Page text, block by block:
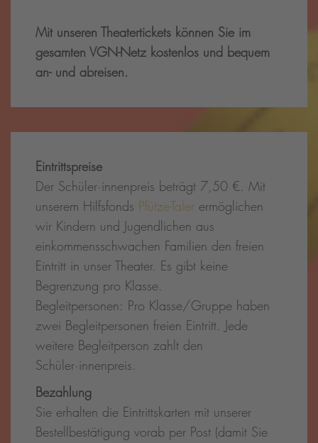
Mit unseren Theatertickets können Sie im
gesamten VGN-Netz kostenlos und bequem
an- und abreisen.
Eintrittspreise
Der Schüler·innenpreis beträgt 7,50 €. Mit
unserem Hilfsfonds Pfütze-Taler ermöglichen
wir Kindern und Jugendlichen aus
einkommensschwachen Familien den freien
Eintritt in unser Theater. Es gibt keine
Begrenzung pro Klasse.
Begleitpersonen: Pro Klasse/Gruppe haben
zwei Begleitpersonen freien Eintritt. Jede
weitere Begleitperson zahlt den
Schüler·innenpreis.
Bezahlung
Sie erhalten die Eintrittskarten mit unserer
Bestellbestätigung vorab per Post (damit Sie